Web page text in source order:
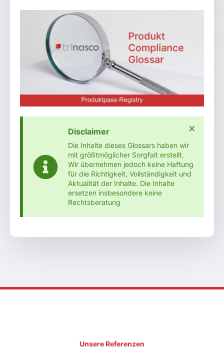
Disclaimer
Die Inhalte dieses Glossars haben wir
mit größtmöglicher Sorgfalt erstellt.
Wir übernehmen jedoch keine Haftung
für die Richtigkeit, Vollständigkeit und
Aktualität der Inhalte. Die Inhalte
ersetzen insbesondere keine
Rechtsberatung
×
Unsere Referenzen